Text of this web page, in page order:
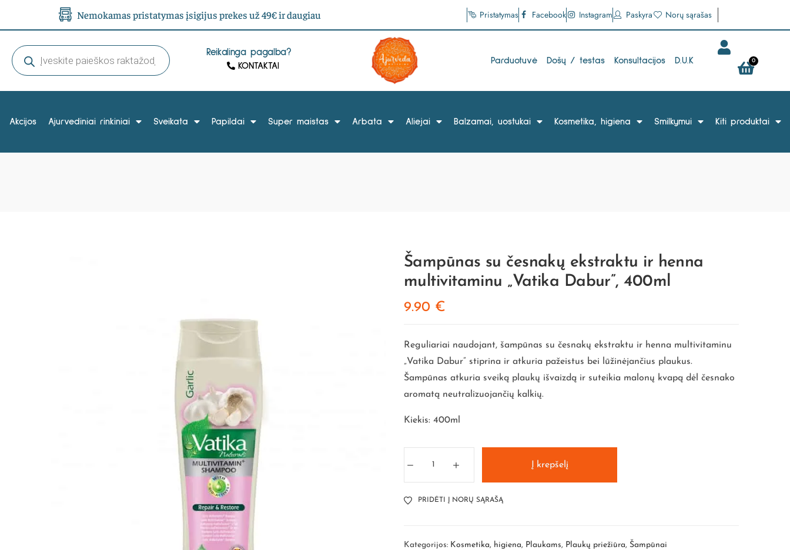
Nemokamas pristatymas įsigijus prekes už 49€ ir daugiau Pristatymas Facebook Instagram Paskyra Norų sąrašas
Reikalinga pagalba?
KONTAKTAI
Parduotuvė Došų / testas Konsultacijos D.U.K 0
Akcijos Ajurvediniai rinkiniai Sveikata Papildai Super maistas Arbata Aliejai Balzamai, uostukai Kosmetika, higiena Smilkymui Kiti produktai
Šampūnas su česnakų ekstraktu ir henna
multivitaminu „Vatika Dabur”, 400ml
9.90 €
Reguliariai naudojant, šampūnas su česnakų ekstraktu ir henna multivitaminu
„Vatika Dabur” stiprina ir atkuria pažeistus bei lūžinėjančius plaukus.
Šampūnas atkuria sveiką plaukų išvaizdą ir suteikia malonų kvapą dėl česnako
aromatą neutralizuojančių kalkių.
Kiekis: 400ml
Į krepšelį
PRIDĖTI Į NORŲ SĄRAŠĄ
Kategorijos: Kosmetika, higiena, Plaukams, Plaukų priežiūra, Šampūnai